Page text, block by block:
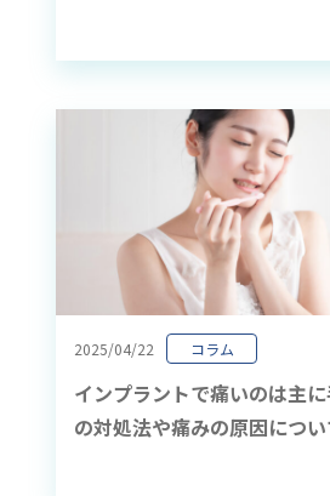
2025/04/22 コラム
インプラントで痛いのは主
の対処法や痛みの原因につ